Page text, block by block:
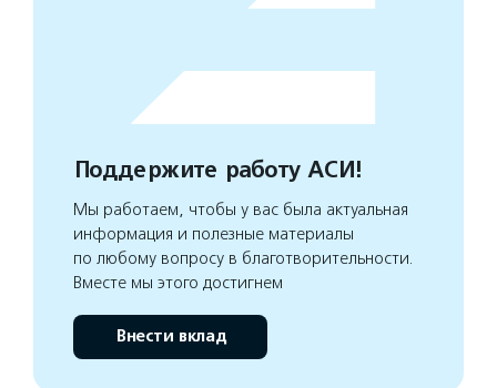
Поддержите работу АСИ!
Мы работаем, чтобы у вас была актуальная
информация и полезные материалы
по любому вопросу в благотворительности.
Вместе мы этого достигнем
Внести вклад